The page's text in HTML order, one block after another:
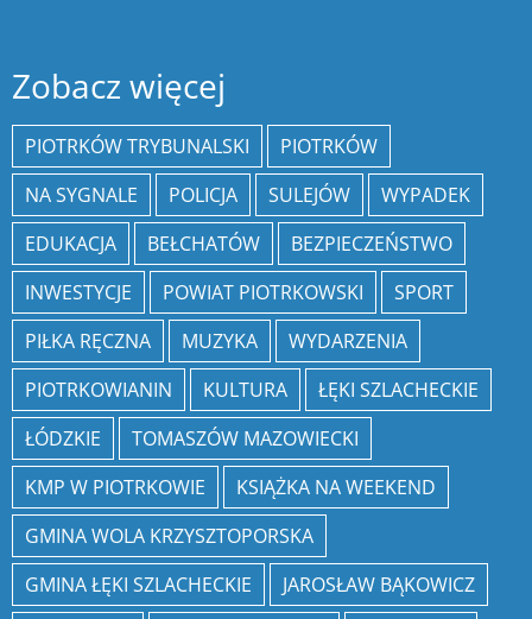
Zobacz więcej
PIOTRKÓW TRYBUNALSKI
PIOTRKÓW
NA SYGNALE
POLICJA SULEJÓW
WYPADEK
EDUKACJA
BEŁCHATÓW
BEZPIECZEŃSTWO
INWESTYCJE
POWIAT PIOTRKOWSKI
SPORT
PIŁKA RĘCZNA
MUZYKA
WYDARZENIA
PIOTRKOWIANIN
KULTURA
ŁĘKI SZLACHECKIE
ŁÓDZKIE
TOMASZÓW MAZOWIECKI
KMP W PIOTRKOWIE
KSIĄŻKA NA WEEKEND
GMINA WOLA KRZYSZTOPORSKA
GMINA ŁĘKI SZLACHECKIE
JAROSŁAW BĄKOWICZ